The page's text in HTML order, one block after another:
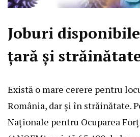
Joburi
țară și
Există o mare cerere pentru
România, dar și în străinătate.
Naționale pentru Ocuparea